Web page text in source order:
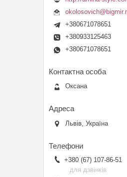
+380671078651
+380933125463
+380671078651
Оксана
Львів, Україна
+380 (67) 107-86-51
для дзвінків